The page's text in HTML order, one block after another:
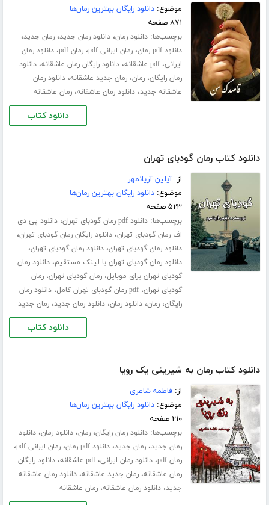
موضوع:دانلود رایگان بهترین رمان‌ها
۸۷۱ صفحه
برچسب‌ها:دانلود رمان،دانلود رمان جدید،رمان جدید،
دانلود pdf رمان ،رمان ایرانی pdf ،رمان pdf ،دانلود رمان
ایرانی،pdf عاشقانه ،دانلود رایگان رمان عاشقانه،دانلود
رمان رایگان،رمان،رمان جدید عاشقانه،دانلود رمان
عاشقانه جدید،دانلود رمان عاشقانه،رمان عاشقانه
دانلود کتاب
دانلود کتاب رمان گودبای تهران
از:آیلین آریانمهر
موضوع:دانلود رایگان بهترین رمان‌ها
۵۲۳ صفحه
برچسب‌ها:دانلود pdf رمان گودبای تهران ،دانلود پی دی
اف رمان گودبای تهران،دانلود رایگان رمان گودبای تهران،
دانلود رمان گودبای تهران،دانلود رمان گودبای تهران،
دانلود رمان گودبای تهران با لینک مستقیم،دانلود رمان
گودبای تهران برای موبایل،رمان گودبای تهران،رمان
گودبای تهران،pdf رمان گودبای تهران کامل ،دانلود رمان
رایگان،رمان،دانلود رمان،دانلود رمان جدید،رمان جدید
دانلود کتاب
دانلود کتاب رمان به شیرینی یک رویا
از:فاطمه شاعری
موضوع:دانلود رایگان بهترین رمان‌ها
۲۱۰ صفحه
برچسب‌ها:دانلود رمان رایگان،رمان،دانلود رمان،دانلود
رمان جدید،رمان جدید،دانلود pdf رمان ،رمان ایرانی pdf ،
رمان pdf ،دانلود رمان ایرانی،pdf عاشقانه ،دانلود رایگان
رمان عاشقانه،رمان جدید عاشقانه،دانلود رمان عاشقانه
جدید،دانلود رمان عاشقانه،رمان عاشقانه